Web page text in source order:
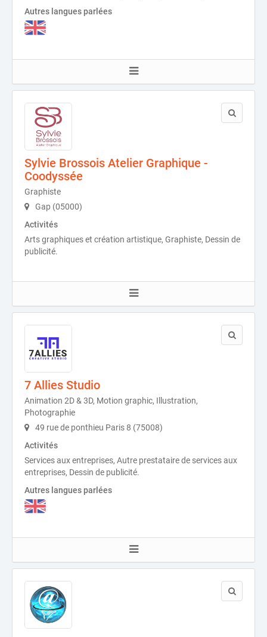
Autres langues parlées
Sylvie Brossois Atelier Graphique -
Coodyssée
Graphiste
Gap (05000)
Activités
Arts graphiques et création artistique, Graphiste, Dessin de
publicité.
7 Allies Studio
Animation 2D & 3D, Motion graphic, Illustration,
Photographie
49 rue de ponthieu Paris 8 (75008)
Activités
Services aux entreprises, Autre prestataire de services aux
entreprises, Dessin de publicité.
Autres langues parlées